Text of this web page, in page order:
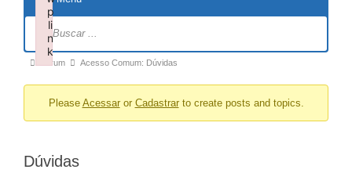
Navegação
fórum
Caminho
navegação
do
-
Fórum Acesso Comum: Dúvidas
Please Acessaror Cadastrarto create posts and topics.
Dúvidas
p
li
n
k
Failed to initialize plugin: wplink